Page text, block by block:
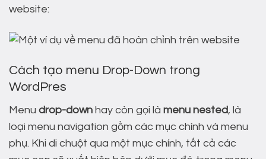
website:
Cách tạo menu Drop-Down trong
WordPres
Menu drop-down hay còn gọi là menu nested, là
loại menu navigation gồm các mục chính và menu
phụ. Khi di chuột qua một mục chính, tất cả các